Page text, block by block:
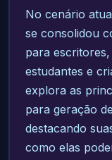
No cenário
se consolidou
para
estudantes e
explora as
para geração
destacando
como elas